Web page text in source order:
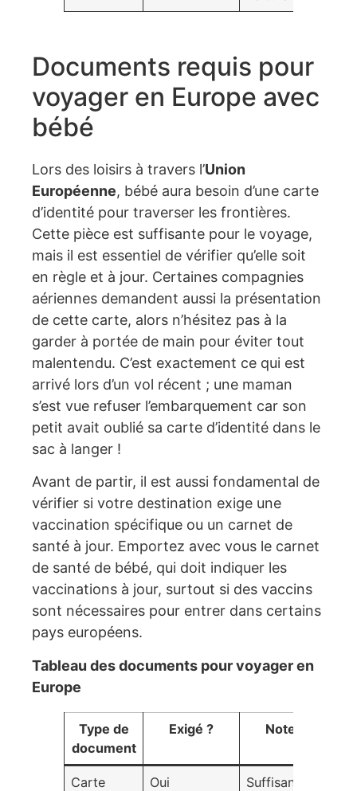
Documents requis pour
voyager en Europe avec
bébé
Lors des loisirs à travers l’Union
Européenne, bébé aura besoin d’une carte
d’identité pour traverser les frontières.
Cette pièce est suffisante pour le voyage,
mais il est essentiel de vérifier qu’elle soit
en règle et à jour. Certaines compagnies
aériennes demandent aussi la présentation
de cette carte, alors n’hésitez pas à la
garder à portée de main pour éviter tout
malentendu. C’est exactement ce qui est
arrivé lors d’un vol récent ; une maman
s’est vue refuser l’embarquement car son
petit avait oublié sa carte d’identité dans le
sac à langer !
Avant de partir, il est aussi fondamental de
vérifier si votre destination exige une
vaccination spécifique ou un carnet de
santé à jour. Emportez avec vous le carnet
de santé de bébé, qui doit indiquer les
vaccinations à jour, surtout si des vaccins
sont nécessaires pour entrer dans certains
pays européens.
Tableau des documents pour voyager en
Europe
Type de
document
Exigé ? Notes
Carte
Oui
Suffisante